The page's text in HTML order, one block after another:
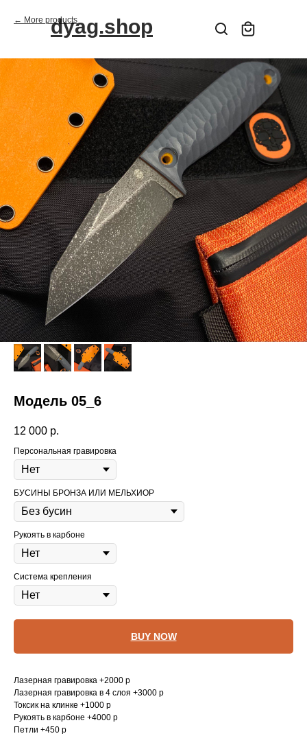
dyag.shop
More products
Модель 05_6
12 000 р.
Персональная гравировка
БУСИНЫ БРОНЗА ИЛИ МЕЛЬХИОР
Рукоять в карбоне
Система крепления
BUY NOW
Лазерная гравировка +2000 р
Лазерная гравировка в 4 слоя +3000 р
Токсик на клинке +1000 р
Рукоять в карбоне +4000 р
Петли +450 р